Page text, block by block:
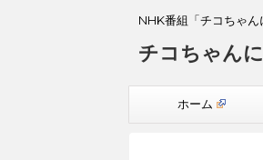
NHK番組「チコちゃん
チコちゃん
ホーム